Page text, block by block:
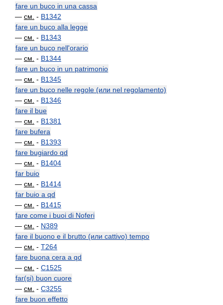
fare un buco in una cassa
— см. - B1342
fare un buco alla legge
— см. - B1343
fare un buco nell'orario
— см. - B1344
fare un buco in un patrimonio
— см. - B1345
fare un buco nelle regole (или nel regolamento)
— см. - B1346
fare il bue
— см. - B1381
fare bufera
— см. - B1393
fare bugiardo qd
— см. - B1404
far buio
— см. - B1414
far buio a qd
— см. - B1415
fare come i buoi di Noferi
— см. - N389
fare il buono e il brutto (или cattivo) tempo
— см. - T264
fare buona cera a qd
— см. - C1525
far(si) buon cuore
— см. - C3255
fare buon effetto